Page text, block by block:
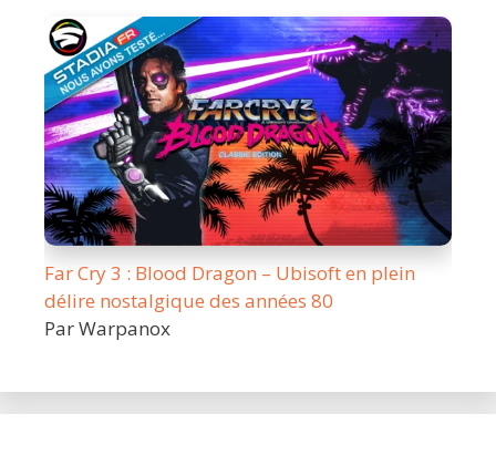
Far Cry 3 : Blood Dragon – Ubisoft en plein
délire nostalgique des années 80
Par Warpanox